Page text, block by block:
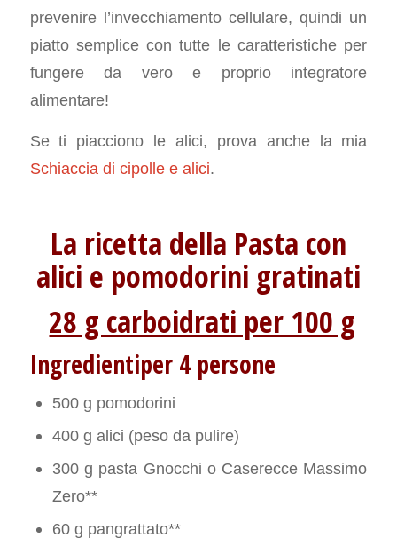
prevenire l’invecchiamento cellulare, quindi un
piatto semplice con tutte le caratteristiche per
fungere da vero e proprio integratore
alimentare!
Se ti piacciono le alici, prova anche la mia
Schiaccia di cipolle e alici.
La ricetta della Pasta con
alici e pomodorini gratinati
28 g carboidrati per 100 g
Ingredientiper 4 persone
500 g pomodorini
400 g alici (peso da pulire)
300 g pasta Gnocchi o Caserecce Massimo
Zero**
60 g pangrattato**